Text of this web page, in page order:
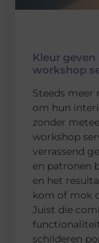
Kleur
workshop
Steeds meer
om hun
zonder
workshop
verrassend
en patronen
en het
kom of mok
Juist die
schilderen